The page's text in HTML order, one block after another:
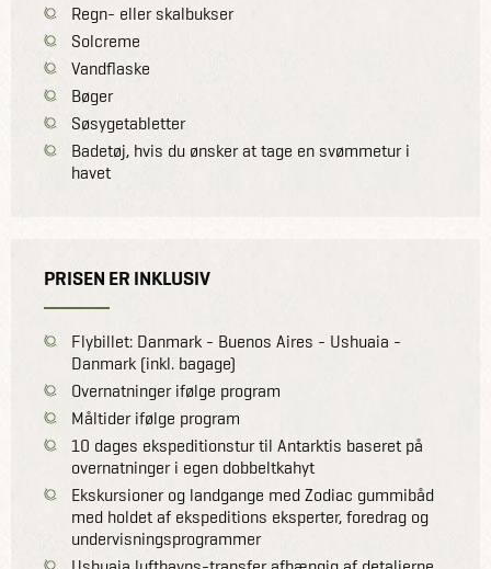
Regn- eller skalbukser
Solcreme
Vandflaske
Bøger
Søsygetabletter
Badetøj, hvis du ønsker at tage en svømmetur i
havet
PRISEN ER INKLUSIV
Flybillet: Danmark - Buenos Aires - Ushuaia -
Danmark (inkl. bagage)
Overnatninger ifølge program
Måltider ifølge program
10 dages ekspeditionstur til Antarktis baseret på
overnatninger i egen dobbeltkahyt
Ekskursioner og landgange med Zodiac gummibåd
med holdet af ekspeditions eksperter, foredrag og
undervisningsprogrammer